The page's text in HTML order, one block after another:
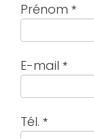
Prénom
E-mail
Tél.